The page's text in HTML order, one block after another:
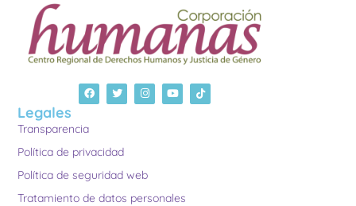
Legales
Transparencia
Política de privacidad
Política de seguridad web
Tratamiento de datos personales